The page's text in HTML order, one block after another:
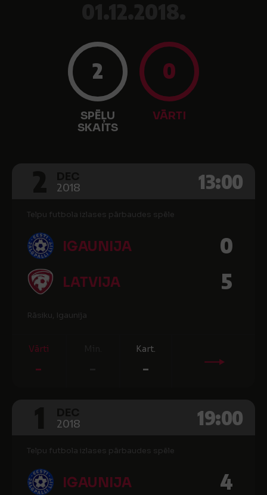
2
SPĒĻU
SKAITS
0
VĀRTI
2018 13:00
Telpu futbola izlases pārbaudes spēle
IGAUNIJA 0
LATVIJA 5
Rāsiku, Igaunija
Vārti
-
Kart.
-
2018 19:00
Telpu futbola izlases pārbaudes spēle
IGAUNIJA 4